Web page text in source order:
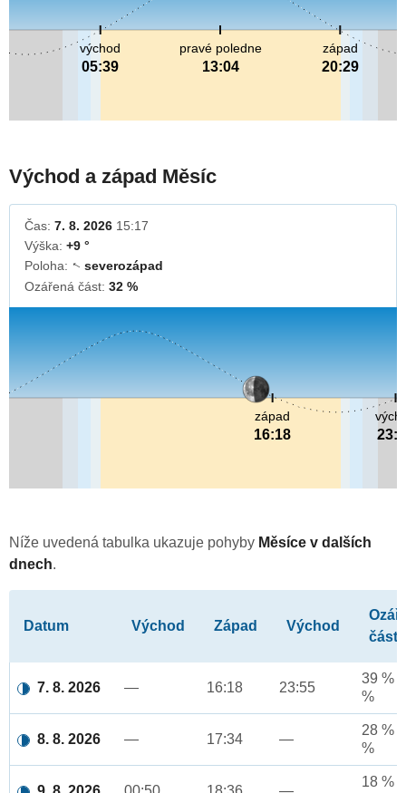
pravé poledne
13:04
východ
05:39
západ
20:29
Východ a západ Měsíc
Čas: 7. 8. 2026 15:17
Výška: +9 °
Poloha: ↓severozápad
Ozářená část: 32 %
západ
16:18
Níže uvedená tabulka ukazuje pohyby Měsíce v dalších
dnech.
Datum Východ Západ Východ
část
7. 8. 2026 — 16:18 23:55
39 %
%
8. 8. 2026 — 17:34 —
28 %
%
18 %